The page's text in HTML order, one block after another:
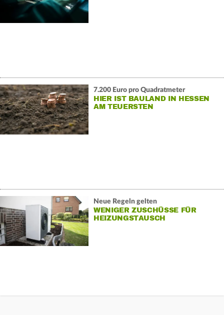
7.200 Euro pro Quadratmeter
HIER IST BAULAND IN HESSEN
AM TEUERSTEN
Neue Regeln gelten
WENIGER ZUSCHÜSSE FÜR
HEIZUNGSTAUSCH